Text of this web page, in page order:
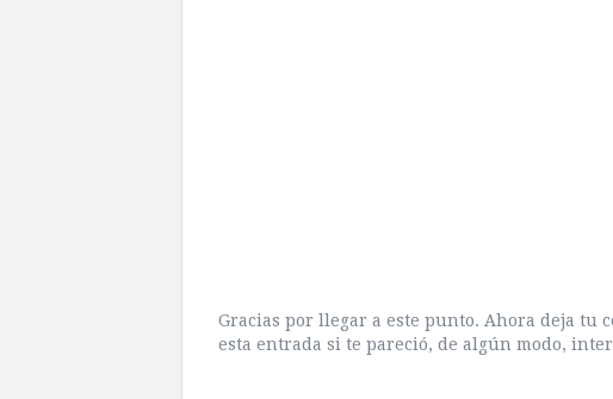
Gracias por llegar a este punto. Ahora deja tu
esta entrada si te pareció, de algún modo,